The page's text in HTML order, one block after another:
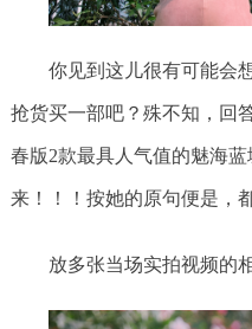
你见到这儿很有可能会
抢货买一部吧？殊不知，
春版2款最具人气值的魅海
来！！！按她的原句便是，
放多张当场实拍视频的